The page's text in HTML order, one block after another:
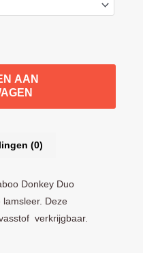
AAN
(0)
Donkey Duo
Deze
verkrijgbaar.